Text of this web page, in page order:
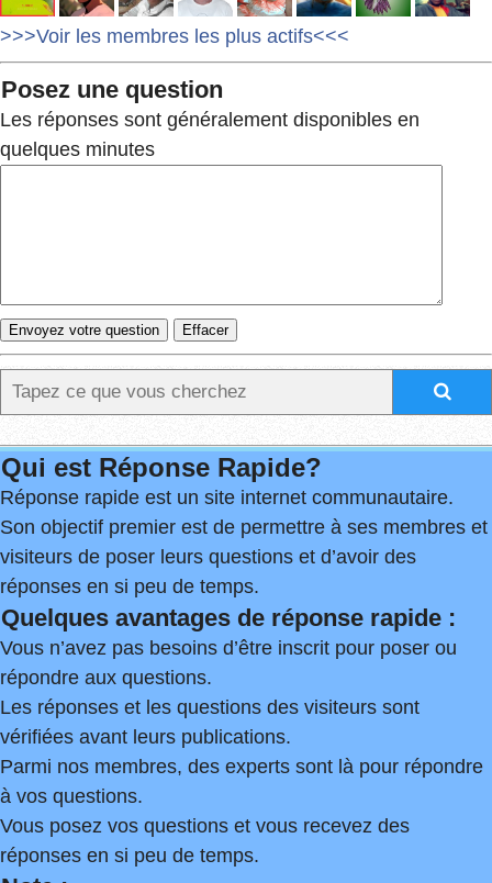
>>>Voir les membres les plus actifs<<<
Posez une question
Les réponses sont généralement disponibles en
quelques minutes
Qui est Réponse Rapide?
Réponse rapide est un site internet communautaire.
Son objectif premier est de permettre à ses membres et
visiteurs de poser leurs questions et d’avoir des
réponses en si peu de temps.
Quelques avantages de réponse rapide :
Vous n’avez pas besoins d’être inscrit pour poser ou
répondre aux questions.
Les réponses et les questions des visiteurs sont
vérifiées avant leurs publications.
Parmi nos membres, des experts sont là pour répondre
à vos questions.
Vous posez vos questions et vous recevez des
réponses en si peu de temps.